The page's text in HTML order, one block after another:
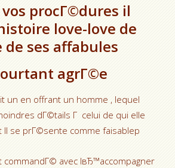
procГ©dures il
love-love de
de ses affabules
agrГ©e
un en offrant un homme , lequel
dГ©tails Г celui de qui elle
Il se prГ©sente comme faisablep
commandГ© avec lвЂ™accompagner